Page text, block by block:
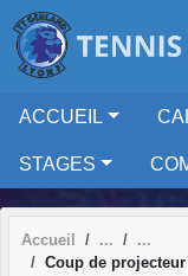
ACCUEIL
STAGES
Accueil
Coup de
Panneau de gestion